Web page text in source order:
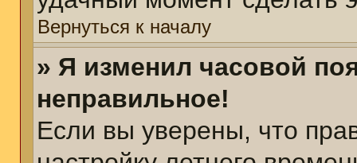
Вернуться к началу
» Я изменил часовой
неправильное!
Если вы уверены, что